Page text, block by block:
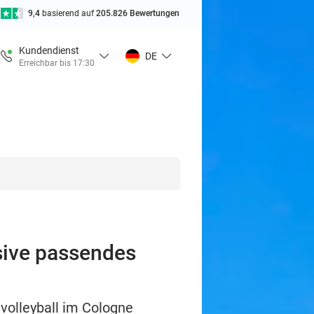
9,4 basierend auf205.826 Bewertungen
Kundendienst
Erreichbar bis 17:30
DE
passendes
im Cologne